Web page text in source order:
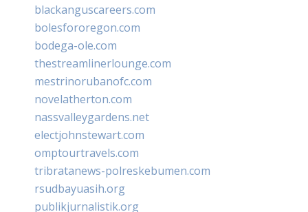
blackanguscareers.com
bolesfororegon.com
bodega-ole.com
thestreamlinerlounge.com
mestrinorubanofc.com
novelatherton.com
nassvalleygardens.net
electjohnstewart.com
omptourtravels.com
tribratanews-polreskebumen.com
rsudbayuasih.org
publikjurnalistik.org